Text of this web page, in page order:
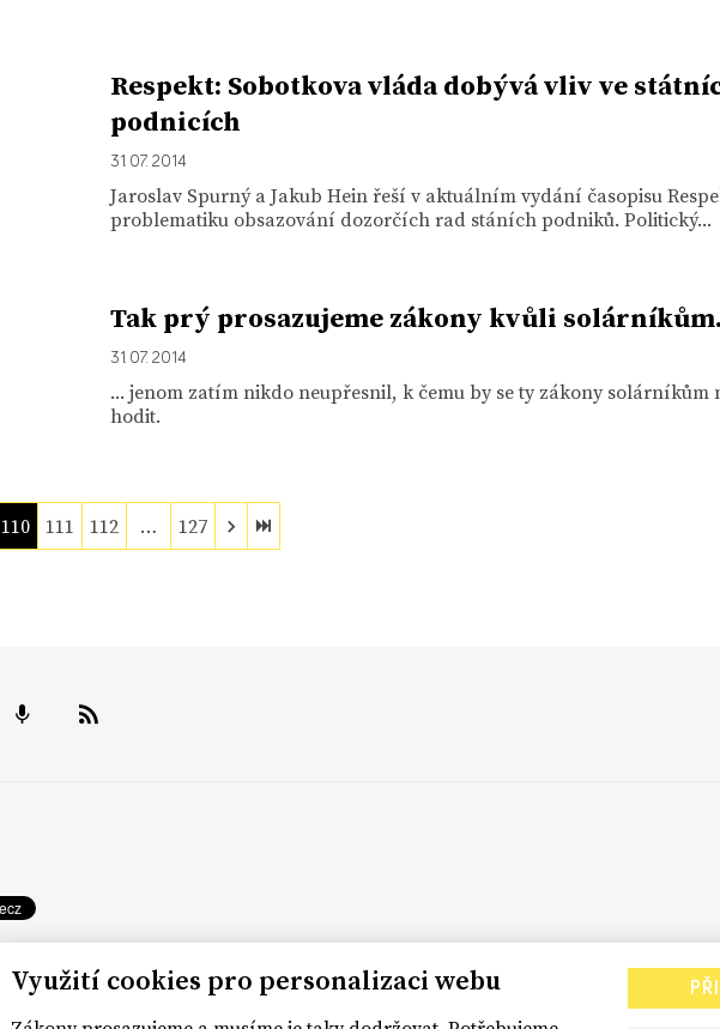
Respekt: Sobotkova vláda dobývá vliv ve
podnicích
31. 07. 2014
Jaroslav Spurný a Jakub Hein řeší v aktuálním vydání časopisu
problematiku obsazování dozorčích rad stáních podniků. Politický...
Tak prý prosazujeme zákony kvůli
31. 07. 2014
... jenom zatím nikdo neupřesnil, k čemu by se ty zákony solárníkům
hodit.
110 111 112 … 127
Využití cookies pro personalizaci webu